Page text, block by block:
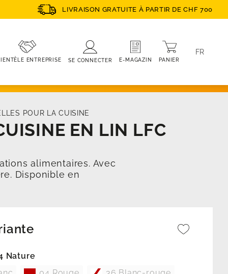
LIVRAISON GRATUITE À PARTIR DE CHF 700
ENTREPRISE SE CONNECTER E-MAGAZIN PANIER
FR
POUR LA CUISINE
EN LIN LFC
alimentaires. Avec
Disponible en
Nature